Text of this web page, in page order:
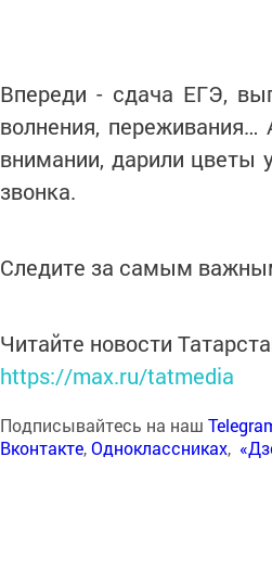
Впереди - сдача ЕГЭ,
волнения,
внимании, дарили цветы
звонка.
Следите за самым
Читайте новости
https://max.ru/tatmedia
Подписывайтесь на наш
Вконтакте,Одноклассниках,